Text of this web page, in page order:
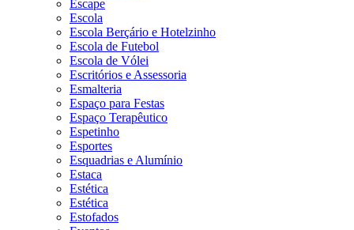
Escape
Escola
Escola Berçário e Hotelzinho
Escola de Futebol
Escola de Vólei
Escritórios e Assessoria
Esmalteria
Espaço para Festas
Espaço Terapêutico
Espetinho
Esportes
Esquadrias e Alumínio
Estaca
Estética
Estética
Estofados